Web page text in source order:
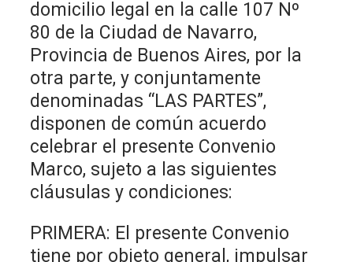
domicilio legal en la calle 107 Nº
80 de la Ciudad de Navarro,
Provincia de Buenos Aires, por la
otra parte, y conjuntamente
denominadas “LAS PARTES”,
disponen de común acuerdo
celebrar el presente Convenio
Marco, sujeto a las siguientes
cláusulas y condiciones:
PRIMERA: El presente Convenio
tiene por objeto general, impulsar